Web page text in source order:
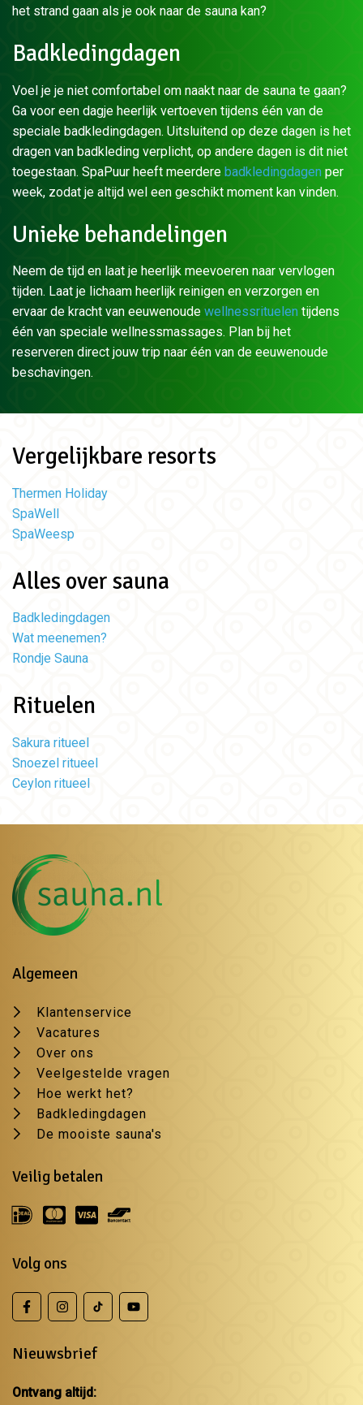
het strand gaan als je ook naar de sauna kan?
Badkledingdagen
Voel je je niet comfortabel om naakt naar de sauna te gaan?
Ga voor een dagje heerlijk vertoeven tijdens één van de
speciale badkledingdagen. Uitsluitend op deze dagen is het
dragen van badkleding verplicht, op andere dagen is dit niet
toegestaan. SpaPuur heeft meerdere badkledingdagen per
week, zodat je altijd wel een geschikt moment kan vinden.
Unieke behandelingen
Neem de tijd en laat je heerlijk meevoeren naar vervlogen
tijden. Laat je lichaam heerlijk reinigen en verzorgen en
ervaar de kracht van eeuwenoude wellnessrituelen tijdens
één van speciale wellnessmassages. Plan bij het
reserveren direct jouw trip naar één van de eeuwenoude
beschavingen.
Vergelijkbare resorts
Thermen Holiday
SpaWell
SpaWeesp
Alles over sauna
Badkledingdagen
Wat meenemen?
Rondje Sauna
Rituelen
Sakura ritueel
Snoezel ritueel
Ceylon ritueel
Algemeen
Klantenservice
Vacatures
Over ons
Veelgestelde vragen
Hoe werkt het?
Badkledingdagen
De mooiste sauna's
Veilig betalen
Volg ons
Nieuwsbrief
Ontvang altijd: